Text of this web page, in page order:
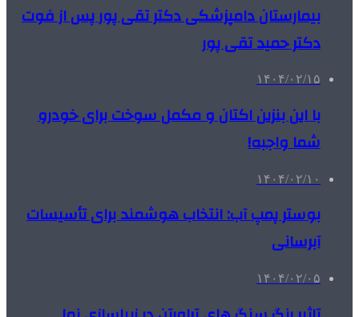
بیمارستان دامپزشکی دکتر تقی پور پس از فوت
دکتر حمید تقی پور
۱۴۰۴/۰۲/۱۵
با این بنزین اکتان و مکمل سوخت برای خودرو
شما واجبه!
۱۴۰۴/۰۲/۱۰
بوستر پمپ آب: انتخاب هوشمند برای تأسیسات
آبرسانی
۱۴۰۴/۰۲/۰۵